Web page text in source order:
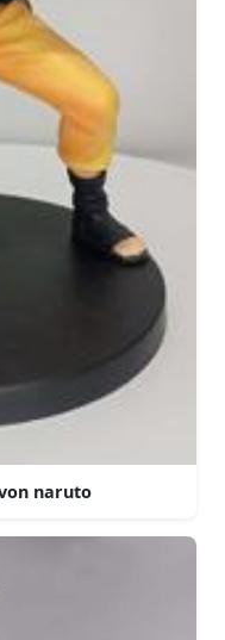
naruto